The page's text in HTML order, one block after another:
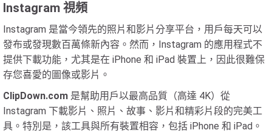
Instagram 視頻
Instagram 是當今領先的照片和影片分享平台，用戶每天可以
發布或發現數百萬條新內容。然而，Instagram 的應用程式不
提供下載功能，尤其是在 iPhone 和 iPad 裝置上，因此很難保
存您喜愛的圖像或影片。
ClipDown.com 是幫助用戶以最高品質（高達 4K）從
Instagram 下載影片、照片、故事、影片和精彩片段的完美工
具。特別是，該工具與所有裝置相容，包括 iPhone 和 iPad。